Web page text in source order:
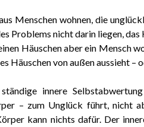
Menschen wohnen, die
Problems nicht darin liegen, das
Häuschen aber ein Mensch
Häuschen von außen aussieht –
innere
– zum Unglück führt, nicht
kann nichts dafür. Der